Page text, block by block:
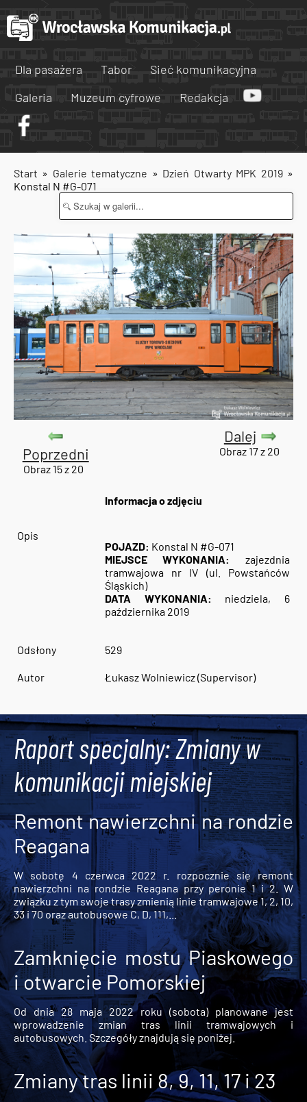
Dla pasażera Tabor
Sieć komunikacyjna
Galeria
Muzeum cyfrowe Redakcja
Start » Galerie tematyczne » Dzień Otwarty MPK 2019»
Konstal N #G-071
Poprzedni
Obraz 15 z 20
Dalej
Obraz 17 z 20
Informacja o zdjęciu
Opis
POJAZD: Konstal N #G-071
MIEJSCE WYKONANIA:
zajezdnia
tramwajowa nr IV (ul. Powstańców
Śląskich)
DATA WYKONANIA: niedziela, 6
października 2019
Odsłony 529
Autor Łukasz Wolniewicz (Supervisor)
Raport specjalny: Zmiany w
komunikacji miejskiej
Remont nawierzchni na rondzie
Reagana
W sobotę 4 czerwca 2022 r. rozpocznie się remont
nawierzchni na rondzie Reagana przy peronie 1 i 2. W
związku z tym swoje trasy zmienią linie tramwajowe 1, 2, 10,
33 i 70 oraz autobusowe C, D, 111,...
Zamknięcie mostu Piaskowego
i otwarcie Pomorskiej
Od dnia 28 maja 2022 roku (sobota) planowane jest
wprowadzenie zmian tras linii tramwajowych i
autobusowych. Szczegóły znajdują się poniżej.
Zmiany tras linii 8, 9, 11, 17 i 23